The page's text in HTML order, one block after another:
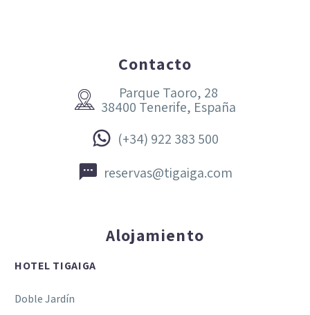
Contacto


Parque Taoro, 28
38400 Tenerife, España

 (+34) 922 383 500

 reservas@tigaiga.com
Alojamiento
HOTEL TIGAIGA
Doble Jardín